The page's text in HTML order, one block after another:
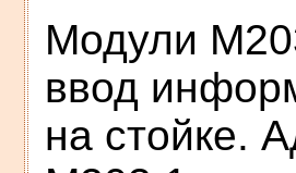
Модули
ввод
на стойке.